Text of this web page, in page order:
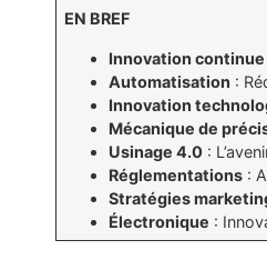
EN BREF
Innovation continue
Automatisation :
Innovation
Mécanique de
Usinage 4.0 :
Réglementations :
Stratégies
Électronique :